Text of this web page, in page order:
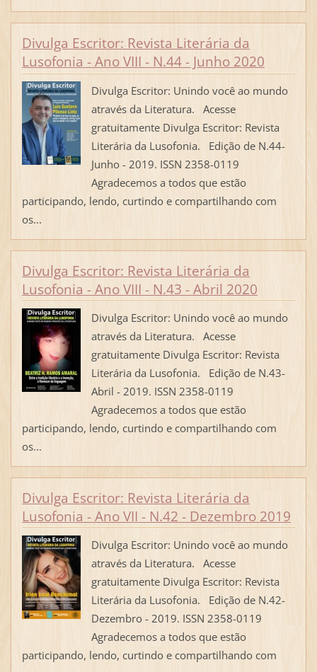
Divulga Escritor: Revista Literária da
Lusofonia - Ano VIII - N.44 - Junho 2020
Divulga Escritor: Unindo você ao mundo
através da Literatura. Acesse
gratuitamente Divulga Escritor: Revista
Literária da Lusofonia. Edição de N.44-
Junho - 2019. ISSN 2358-0119
Agradecemos a todos que estão
participando, lendo, curtindo e compartilhando com
os...
Divulga Escritor: Revista Literária da
Lusofonia - Ano VIII - N.43 - Abril 2020
Divulga Escritor: Unindo você ao mundo
através da Literatura. Acesse
gratuitamente Divulga Escritor: Revista
Literária da Lusofonia. Edição de N.43-
Abril - 2019. ISSN 2358-0119
Agradecemos a todos que estão
participando, lendo, curtindo e compartilhando com
os...
Divulga Escritor: Revista Literária da
Lusofonia - Ano VII - N.42 - Dezembro 2019
Divulga Escritor: Unindo você ao mundo
através da Literatura. Acesse
gratuitamente Divulga Escritor: Revista
Literária da Lusofonia. Edição de N.42-
Dezembro - 2019. ISSN 2358-0119
Agradecemos a todos que estão
participando, lendo, curtindo e compartilhando com